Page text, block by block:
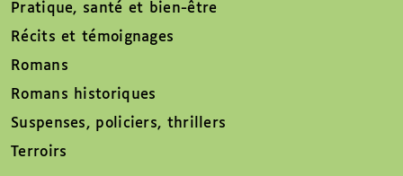
Pratique, santé et bien-être
Récits et témoignages
Romans
Romans historiques
Suspenses, policiers, thrillers
Terroirs